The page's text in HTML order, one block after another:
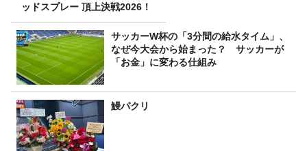
ッドスプレー 頂上決戦2026！
サッカーW杯の「3分間の給水タイム」、
なぜ今大会から始まった？ サッカーが
「お金」に変わる仕組み
鰻パクリ